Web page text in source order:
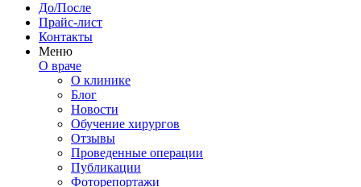
До/После
Прайс-лист
Контакты
Меню
О враче
О клинике
Блог
Новости
Обучение хирургов
Отзывы
Проведенные операции
Публикации
Фоторепортажи